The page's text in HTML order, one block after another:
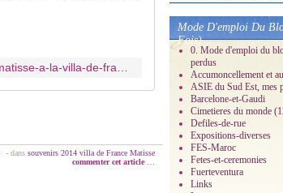
- dans souvenirs 2014 villa de France Matisse
commenter cet article
Mode D'emploi Du
Fois)
0. Mode d'emploi du
perdus
Accumoncellement et
ASIE du Sud Est, mes
Barcelone-et-Gaudi
Cimetieres du monde
Defiles-de-rue
Expositions-diverses
FES-Maroc
Fetes-et-ceremonies
Fuerteventura
Links